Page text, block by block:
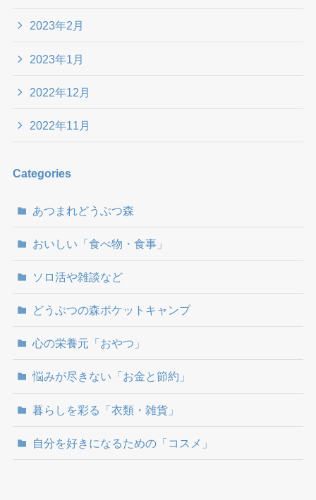
2023年2月
2023年1月
2022年12月
2022年11月
Categories
あつまれどうぶつ森
おいしい「食べ物・食事」
ソロ活や雑談など
どうぶつの森ポケットキャンプ
心の栄養元「おやつ」
悩みが尽きない「お金と節約」
暮らしを彩る「衣類・雑貨」
自分を好きになるための「コスメ」